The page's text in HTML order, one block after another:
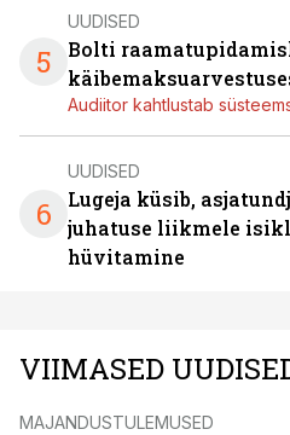
5
UUDISED
Bolti
Audiitor kahtlustab
6
UUDISED
Lugeja küsib,
juhatuse liikmele
hüvitamine
VIIMASED
MAJANDUSTULEMUSED